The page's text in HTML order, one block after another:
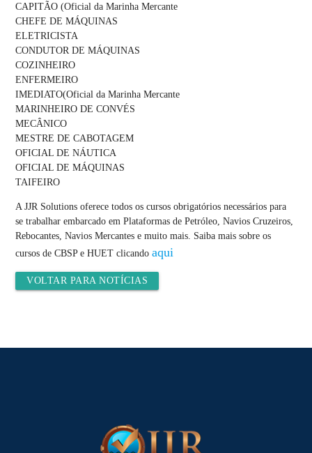
CAPITÃO (Oficial da Marinha Mercante
CHEFE DE MÁQUINAS
ELETRICISTA
CONDUTOR DE MÁQUINAS
COZINHEIRO
ENFERMEIRO
IMEDIATO(Oficial da Marinha Mercante
MARINHEIRO DE CONVÉS
MECÂNICO
MESTRE DE CABOTAGEM
OFICIAL DE NÁUTICA
OFICIAL DE MÁQUINAS
TAIFEIRO
A JJR Solutions oferece todos os cursos obrigatórios necessários para
se trabalhar embarcado em Plataformas de Petróleo, Navios Cruzeiros,
Rebocantes, Navios Mercantes e muito mais. Saiba mais sobre os
cursos de CBSP e HUET clicandoaqui
VOLTAR PARA NOTÍCIAS